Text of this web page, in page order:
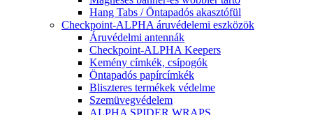
Hang Tabs / Öntapadós akasztófül
Checkpoint-ALPHA áruvédelemi eszközök
Áruvédelmi antennák
Checkpoint-ALPHA Keepers
Kemény címkék, csípogók
Öntapadós papírcímkék
Bliszteres termékek védelme
Szemüvegvédelem
ALPHA SPIDER WRAPS